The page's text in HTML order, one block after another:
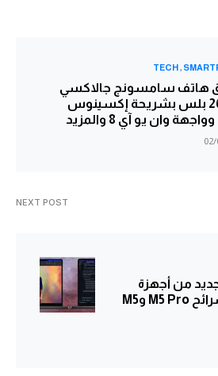
TECH
هاتف سامسونج جالاكسي
إس 26 بلس بشريحة إكسينوس
NEXT POST
من أجهزة
MacBook Pro بشرائح M5 Pro وM5